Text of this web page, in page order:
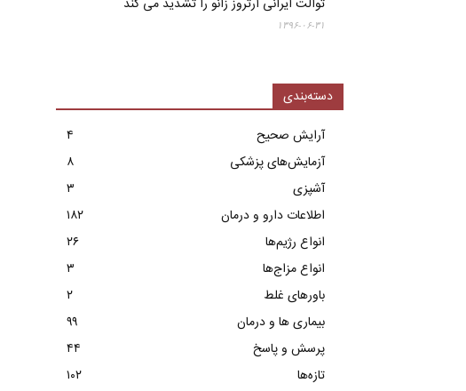
توالت ایرانی آرتروز زانو را تشدید می کند
۱۳۹۶-۰۶-۳۱
دسته‌بندی
آرایش صحیح
۴
آزمایش‌های پزشکی
۸
آشپزی
۳
اطلاعات دارو و درمان
۱۸۲
انواع رژیم‌ها
۲۶
انواع مزاج‌ها
۳
باورهای غلط
۲
بیماری ها و درمان
۹۹
پرسش و پاسخ
۴۴
تازه‌ها
۱۰۲